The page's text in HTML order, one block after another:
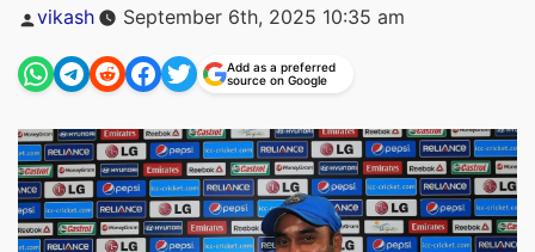
Posted
vikash September 6th, 2025 10:35 am
Add as a preferred
source on Google